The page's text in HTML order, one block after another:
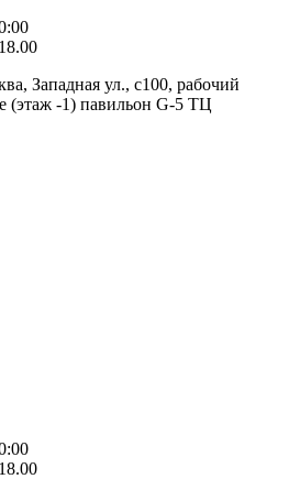
Западная ул., с100, рабочий
(этаж -1) павильон G-5 ТЦ